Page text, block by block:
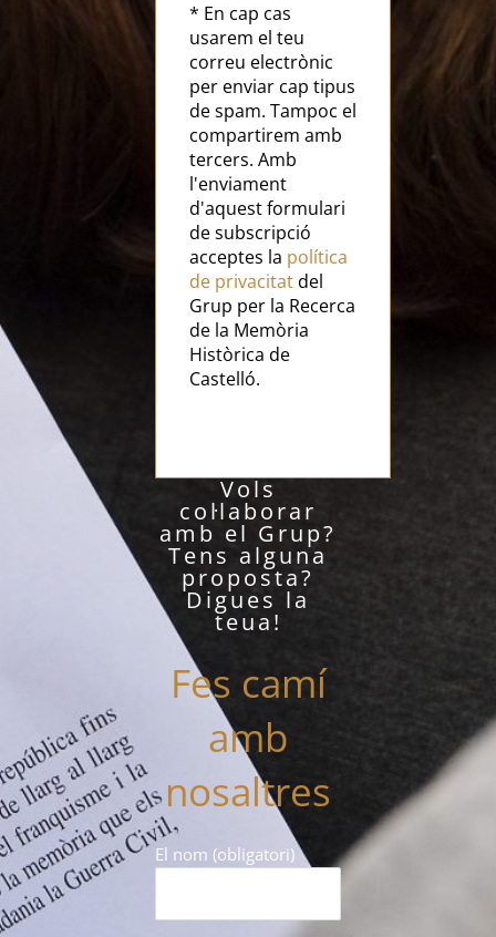
* En cap cas
usarem el teu
correu electrònic
per enviar cap tipus
de spam. Tampoc el
compartirem amb
tercers. Amb
l'enviament
d'aquest formulari
de subscripció
acceptes la política
de privacitatdel
Grup per la Recerca
de la Memòria
Històrica de
Castelló.
Vols
col·laborar
amb el Grup?
Tens alguna
proposta?
Digues la
teua!
Fes camí
amb
nosaltres
El nom (obligatori)